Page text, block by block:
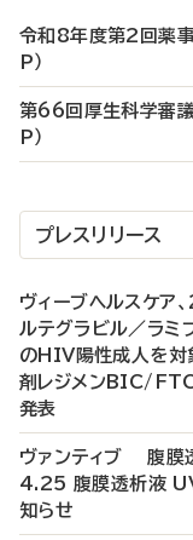
令和8年度第2回薬
P）
第66回厚生科学審議
P）
プレスリリース
ヴィーブヘルスケア
ルテグラビル／ラミ
のHIV陽性成人を対
剤レジメンBIC/
発表
ヴァンティブ 腹膜
4.25 腹膜透析液
知らせ